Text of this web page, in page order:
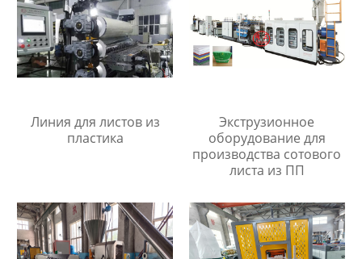
Линия для листов из
пластика
Экструзионное
оборудование для
производства сотового
листа из ПП